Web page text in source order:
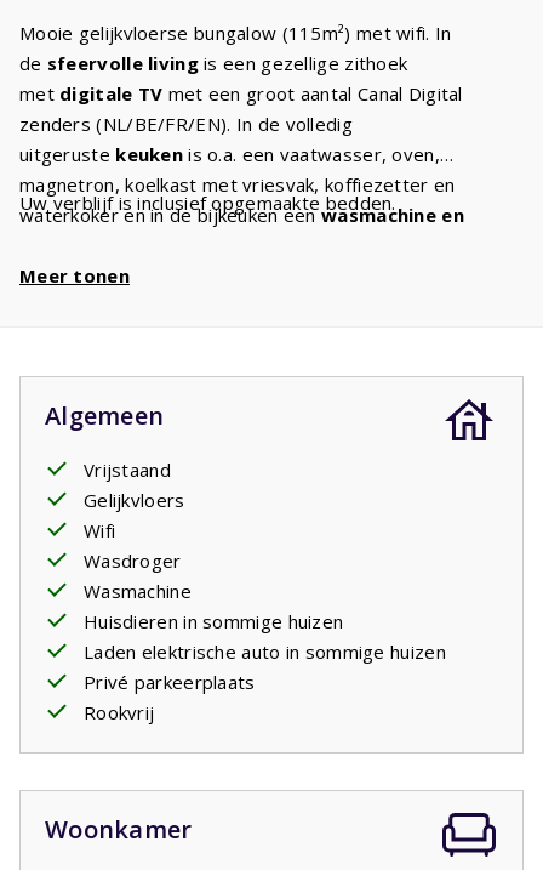
Mooie gelijkvloerse bungalow (115m²) met wifi. In
de sfeervolle livingis een gezellige zithoek
met digitale TV met een groot aantal Canal Digital
zenders (NL/BE/FR/EN). In de volledig
uitgeruste keuken is o.a. een vaatwasser, oven,
magnetron, koelkast met vriesvak, koffiezetter en
waterkoker en in de bijkeuken eenwasmachine en
comfortabele eenpersoons
is met
ca. 800m² ruim zodat kinderen volop kunnen spelen. 's
Morgens gezellig buiten
croissants, een baguette en sinaasappelsap of een kop
koffie. Echt vakantie! Diverse villa's hebben een
oplaadpunt om
dat het geval is kunt u dit als optioneel artikel bijboeken.
Het betreft een standaard stopcontact net als alle
andere stopcontacten in het huis. U dient evt. zelf een
verloopstekker mee te nemen.
Uw verblijf is inclusief opgemaakte bedden.
Meer tonen
Algemeen
Vrijstaand
Gelijkvloers
Wifi
Wasdroger
Wasmachine
Huisdieren in sommige huizen
Laden elektrische auto in sommige huizen
Privé parkeerplaats
Rookvrij
Woonkamer